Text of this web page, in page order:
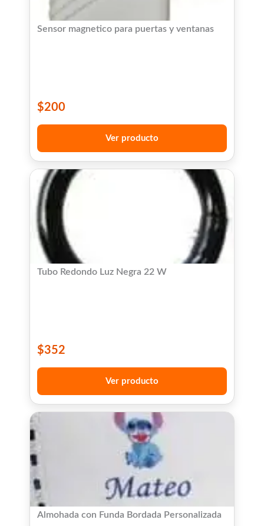
Sensor magnetico para puertas y ventanas
$200
Ver producto
Tubo Redondo Luz Negra 22 W
$352
Ver producto
Almohada con Funda Bordada Personalizada